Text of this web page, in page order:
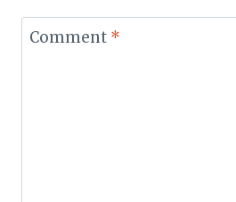
Comment *